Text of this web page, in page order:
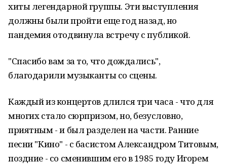
хиты легендарной группы. Эти выступления
должны были пройти еще год назад, но
пандемия отодвинула встречу с публикой.
"Спасибо вам за то, что дождались",
благодарили музыканты со сцены.
Каждый из концертов длился три часа - что для
многих стало сюрпризом, но, безусловно,
приятным - и был разделен на части. Ранние
песни "Кино" - с басистом Александром Титовым,
поздние - со сменившим его в 1985 году Игорем